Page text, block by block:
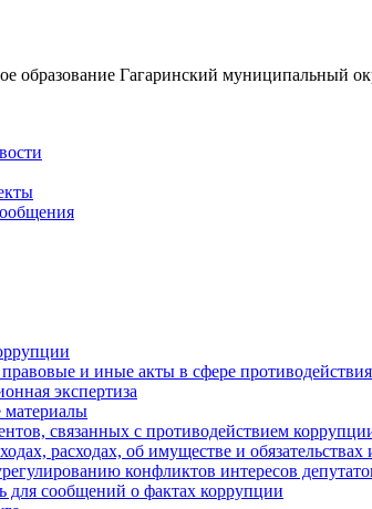
образование Гагаринский муниципальный
и иные акты в сфере
экспертиза
материалы
связанных с противодействием
расходах, об имуществе и
конфликтов интересов
для сообщений о фактах коррупции